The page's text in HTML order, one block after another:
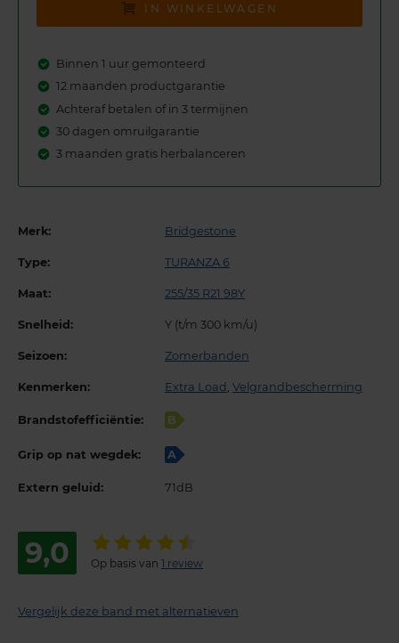
IN WINKELWAGEN
Binnen 1 uur gemonteerd
12 maanden productgarantie
Achteraf betalen of in 3 termijnen
30 dagen omruilgarantie
3 maanden gratis herbalanceren
Merk: Bridgestone
Type: TURANZA 6
Maat: 255/35 R21 98Y
Snelheid: Y (t/m 300 km/u)
Seizoen: Zomerbanden
Kenmerken: Extra Load Velgrandbescherming
Brandstofefficiëntie: B
Grip op nat wegdek: A
Extern geluid: 71dB
9,0 Op basis van 1 review
Vergelijk deze band met alternatieven